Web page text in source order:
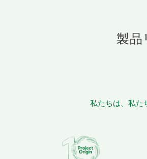
製品
私たちは、私た